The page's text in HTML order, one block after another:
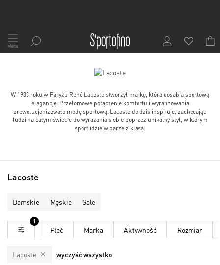
Przejdź
do
treści
Menu
W 1933 roku w Paryżu René Lacoste stworzył markę, która uosabia sportową
elegancję. Przełomowe połączenie komfortu i wyrafinowania
zrewolucjonizowało modę sportową. Lacoste do dziś inspiruje, zachęcając
ludzi na całym świecie do wyrażania siebie poprzez unikalny styl, w którym
sport idzie w parze z klasą.
Lacoste
Damskie Męskie Sale
1
Płeć Marka Aktywność Rozmiar
Lacoste wyczyść wszystko